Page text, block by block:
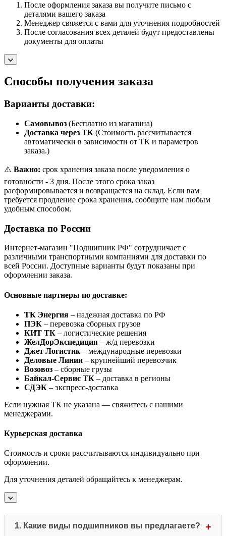
После оформления заказа вы получите письмо с
деталями вашего заказа
Менеджер свяжется с вами для уточнения подробностей
После согласования всех деталей будут предоставлены
документы для оплаты
Способы получения заказа
Варианты доставки:
Самовывоз (Бесплатно из магазина)
Доставка через ТК (Стоимость рассчитывается
автоматически в зависимости от ТК и параметров
заказа.)
⚠️ Важно: срок хранения заказа после уведомления о
готовности - 3 дня. После этого срока заказ
расформировывается и возвращается на склад. Если вам
требуется продление срока хранения, сообщите нам любым
удобным способом.
Доставка по России
Интернет-магазин "Подшипник РФ" сотрудничает с
различными транспортными компаниями для доставки по
всей России. Доступные варианты будут показаны при
оформлении заказа.
Основные партнеры по доставке:
ТК Энергия – надежная доставка по РФ
ПЭК – перевозка сборных грузов
КИТ ТК – логистические решения
ЖелДорЭкспедиция – ж/д перевозки
Джет Логистик – международные перевозки
Деловые Линии – крупнейший перевозчик
Возовоз – сборные грузы
Байкал-Сервис ТК – доставка в регионы
СДЭК – экспресс-доставка
Если нужная ТК не указана — свяжитесь с нашими
менеджерами.
Курьерская доставка
Стоимость и сроки рассчитываются индивидуально при
оформлении.
Для уточнения деталей обращайтесь к менеджерам.
1. Какие виды подшипников вы предлагаете?